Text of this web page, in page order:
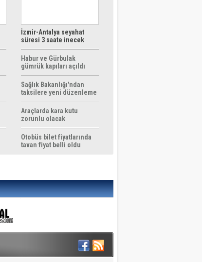
İzmir-Antalya seyahat
süresi 3 saate inecek
Habur ve Gürbulak
gümrük kapıları açıldı
Sağlık Bakanlığı'ndan
taksilere yeni düzenleme
Araçlarda kara kutu
zorunlu olacak
Otobüs bilet fiyatlarında
tavan fiyat belli oldu